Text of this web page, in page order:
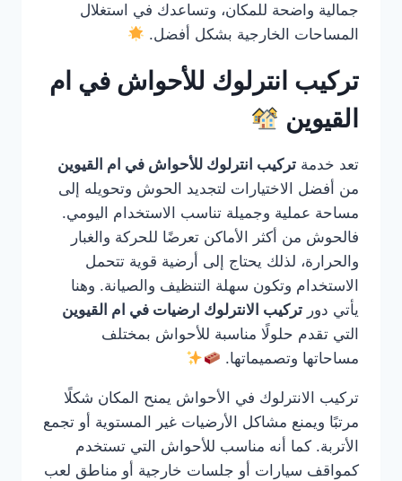
جمالية واضحة للمكان، وتساعدك في استغلال
المساحات الخارجية بشكل أفضل.
تركيب انترلوك للأحواش في ام
القيوين
تعد خدمة تركيب انترلوك للأحواش في ام القيوين
من أفضل الاختيارات لتجديد الحوش وتحويله إلى
مساحة عملية وجميلة تناسب الاستخدام اليومي.
فالحوش من أكثر الأماكن تعرضًا للحركة والغبار
والحرارة، لذلك يحتاج إلى أرضية قوية تتحمل
الاستخدام وتكون سهلة التنظيف والصيانة. وهنا
يأتي دور تركيب الانترلوك ارضيات في ام القيوين
التي تقدم حلولًا مناسبة للأحواش بمختلف
مساحاتها وتصميماتها.
تركيب الانترلوك في الأحواش يمنح المكان شكلًا
مرتبًا ويمنع مشاكل الأرضيات غير المستوية أو تجمع
الأتربة. كما أنه مناسب للأحواش التي تستخدم
كمواقف سيارات أو جلسات خارجية أو مناطق لعب